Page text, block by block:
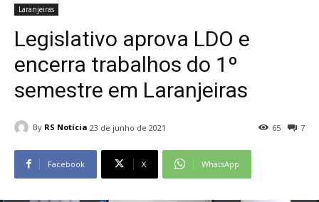
Laranjeiras
Legislativo aprova LDO e
encerra trabalhos do 1º
semestre em Laranjeiras
By RS Notícia 23 de junho de 2021 7
65
Facebook X WhatsApp